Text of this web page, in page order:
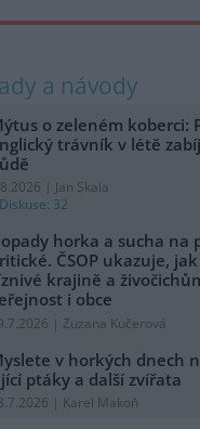
a návody
o zeleném koberci:
trávník v létě
| Jan Skala
Diskuse: 32
horka a sucha na
ČSOP ukazuje,
krajině a
i obce
| Zuzana Kučerová
v horkých dnech
ptáky a další zvířata
| Karel Makoň